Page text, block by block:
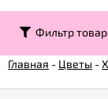
Контакты
Фильтр
Главная - Цветы -